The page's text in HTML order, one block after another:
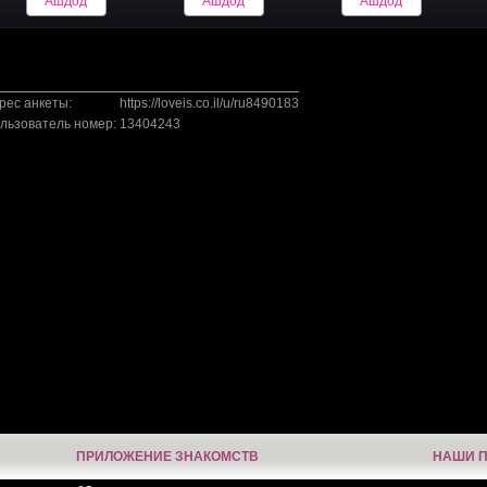
анкеты:
https://loveis.co.il/u/ru8490183
номер: 13404243
ПРИЛОЖЕНИЕ ЗНАКОМСТВ НАШИ